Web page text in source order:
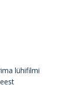
lühifilmi